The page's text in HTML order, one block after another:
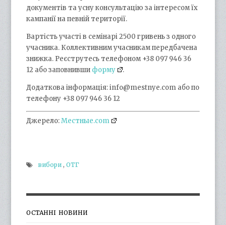
документів та усну консультацію за інтересом їх
кампанії на певній території.
Вартість участі в семінарі 2500 гривень з одного
учасника. Коллективним учасникам передбачена
знижка. Реєструтесь телефоном +38 097 946 36
12 або заповнивши форму .
Додаткова інформація: info@mestnye.com або по
телефону +38 097 946 36 12
Джерело:Местные.com
вибори ,ОТГ
ОСТАННІ НОВИНИ